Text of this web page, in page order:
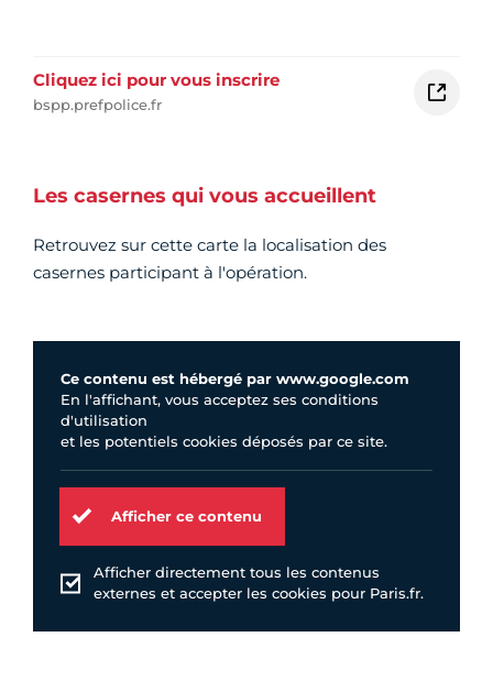
Cliquez ici pour vous inscrire
bspp.prefpolice.fr
Les casernes qui vous accueillent
Retrouvez sur cette carte la localisation des
casernes participant à l'opération.
Ce contenu est hébergé par www.google.com
En l'affichant, vous acceptez ses conditions
d'utilisation
et les potentiels cookies déposés par ce site.
Afficher ce contenu
Afficher directement tous les contenus
externes et accepter les cookies pour Paris.fr.